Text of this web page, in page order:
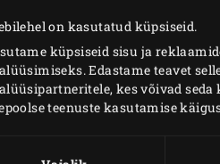
on kasutatud küpsiseid.
küpsiseid sisu ja
Edastame teavet
kes võivad
teenuste kasutamise
LÕHEFILEE
JA